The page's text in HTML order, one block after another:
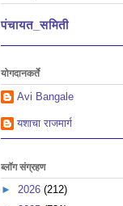
पंचायत_समिती
योगदानकर्ते
Avi Bangale
यशाचा राजमार्ग
ब्लॉग संग्रहण
► 2026 (212)